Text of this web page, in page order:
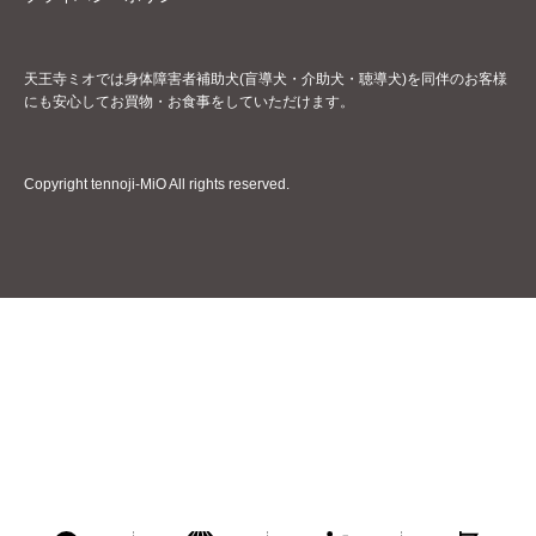
天王寺ミオでは身体障害者補助犬(盲導犬・介助犬・聴導犬)を同伴のお客様
にも安心してお買物・お食事をしていただけます。
Copyright tennoji-MiO All rights reserved.